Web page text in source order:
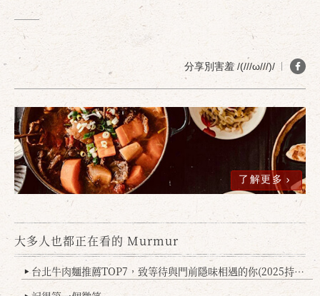
分享別害羞 /(///ω///)/
了解更多
大多人也都正在看的 Murmur
▶ 台北牛肉麵推薦TOP7，致等待與門前隱味相遇的你(2025持續更新
確定 取消